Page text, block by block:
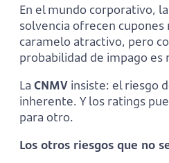
En el mundo corporativo,
solvencia ofrecen cupones
caramelo atractivo, pero
probabilidad de impago es
La CNMV insiste: el riesgo
inherente. Y los ratings
para otro.
Los otros riesgos que no